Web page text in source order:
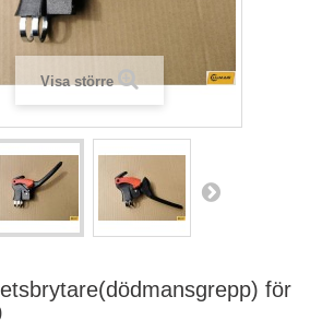
Visa större
för